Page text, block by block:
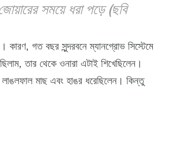
সময়ে ধরা পড়ে (ছবি
কারণ, গত বছর সুন্দরবনে ম্যানগ্রোভ সিস্টেমে
তার থেকে ওনারা এটাই শিখেছিলেন।
মাছ এবং হাঙর ধরেছিলেন। কিন্তু